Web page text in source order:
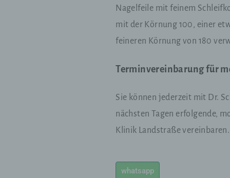
Nagelfeile mit feinem
mit der Körnung 100, einer
feineren Körnung von 180
Terminvereinbarung für
Sie können jederzeit mit Dr.
nächsten Tagen erfolgende,
Klinik Landstraße
whatsapp